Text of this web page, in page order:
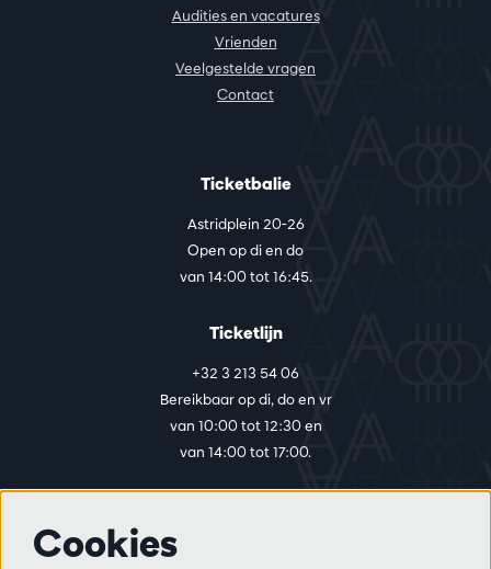
Audities en vacatures
Vrienden
Veelgestelde vragen
Contact
Ticketbalie
Astridplein 20-26
Open op di en do
van 14:00 tot 16:45.
Ticketlijn
+32 3 213 54 06
Bereikbaar op di, do en vr
van 10:00 tot 12:30 en
van 14:00 tot 17:00.
Cookies